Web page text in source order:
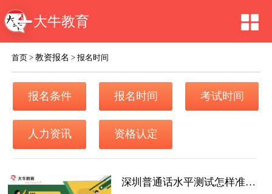
大牛教育
首页 >教资报名 >报名时间
报名条件 报名时间 考试时间
人力资讯 资格认定
深圳普通话水平测试怎样准备呢？